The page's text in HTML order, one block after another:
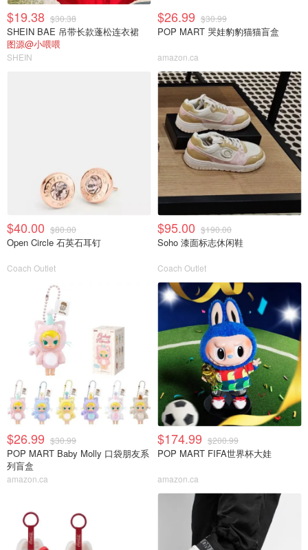
$19.38 $30.38
SHEIN BAE 吊带长款蓬松连衣裙
图源@小喂喂
SHEIN
$26.99 $30.99
POP MART 哭娃豹豹猫猫盲盒
amazon.ca
$40.00 $80.00
Open Circle 石英石耳钉
Coach Outlet
$95.00 $190.00
Soho 漆面标志休闲鞋
Coach Outlet
$26.99 $30.99
POP MART Baby Molly 口袋朋友系
列盲盒
amazon.ca
$174.99 $200.99
POP MART FIFA世界杯大娃
amazon.ca